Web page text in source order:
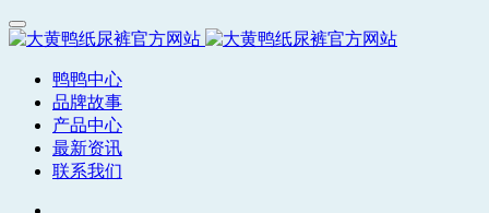
鸭鸭中心
品牌故事
产品中心
最新资讯
联系我们